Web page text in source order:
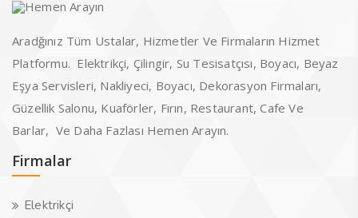
Aradğınız Tüm Ustalar, Hizmetler Ve Firmaların Hizmet
Platformu. Elektrikçi, Çilingir, Su Tesisatçısı, Boyacı, Beyaz
Eşya Servisleri, Nakliyeci, Boyacı, Dekorasyon Firmaları,
Güzellik Salonu, Kuaförler, Fırın, Restaurant, Cafe Ve
Barlar, Ve Daha Fazlası Hemen Arayın.
Firmalar
Elektrikçi